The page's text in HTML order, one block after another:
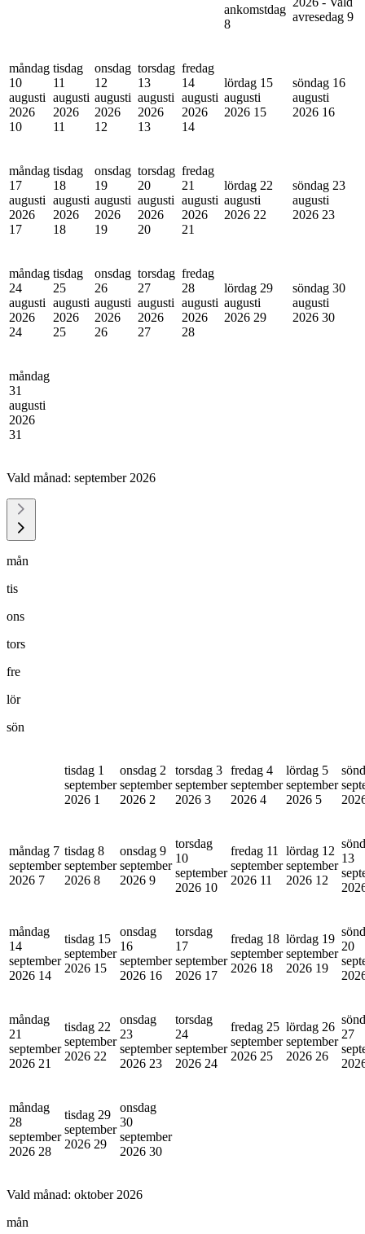
ankomstdag
8
avresedag 9
måndag
10
augusti
2026
10
tisdag
11
augusti
2026
11
onsdag
12
augusti
2026
12
torsdag
13
augusti
2026
13
fredag
14
augusti
2026
14
lördag 15
augusti
2026 15
söndag 16
augusti
2026 16
måndag
17
augusti
2026
17
tisdag
18
augusti
2026
18
onsdag
19
augusti
2026
19
torsdag
20
augusti
2026
20
fredag
21
augusti
2026
21
lördag 22
augusti
2026 22
söndag 23
augusti
2026 23
måndag
24
augusti
2026
24
tisdag
25
augusti
2026
25
onsdag
26
augusti
2026
26
torsdag
27
augusti
2026
27
fredag
28
augusti
2026
28
lördag 29
augusti
2026 29
söndag 30
augusti
2026 30
måndag
31
augusti
2026
31
Vald månad: september 2026
mån
tis
ons
tors
fre
lör
sön
tisdag 1
september
2026 1
onsdag 2
september
2026 2
torsdag 3
september
2026 3
fredag 4
september
2026 4
lördag 5
september
2026 5
måndag 7
september
2026 7
tisdag 8
september
2026 8
onsdag 9
september
2026 9
torsdag
10
september
2026 10
fredag 11
september
2026 11
lördag 12
september
2026 12
13
måndag
14
september
2026 14
tisdag 15
september
2026 15
onsdag
16
september
2026 16
torsdag
17
september
2026 17
fredag 18
september
2026 18
lördag 19
september
2026 19
20
måndag
21
september
2026 21
tisdag 22
september
2026 22
onsdag
23
september
2026 23
torsdag
24
september
2026 24
fredag 25
september
2026 25
lördag 26
september
2026 26
27
måndag
28
september
2026 28
tisdag 29
september
2026 29
onsdag
30
september
2026 30
Vald månad: oktober 2026
mån